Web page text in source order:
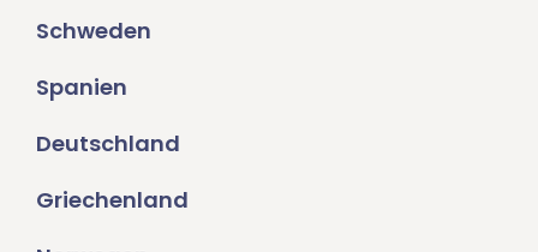
Schweden
Spanien
Deutschland
Griechenland